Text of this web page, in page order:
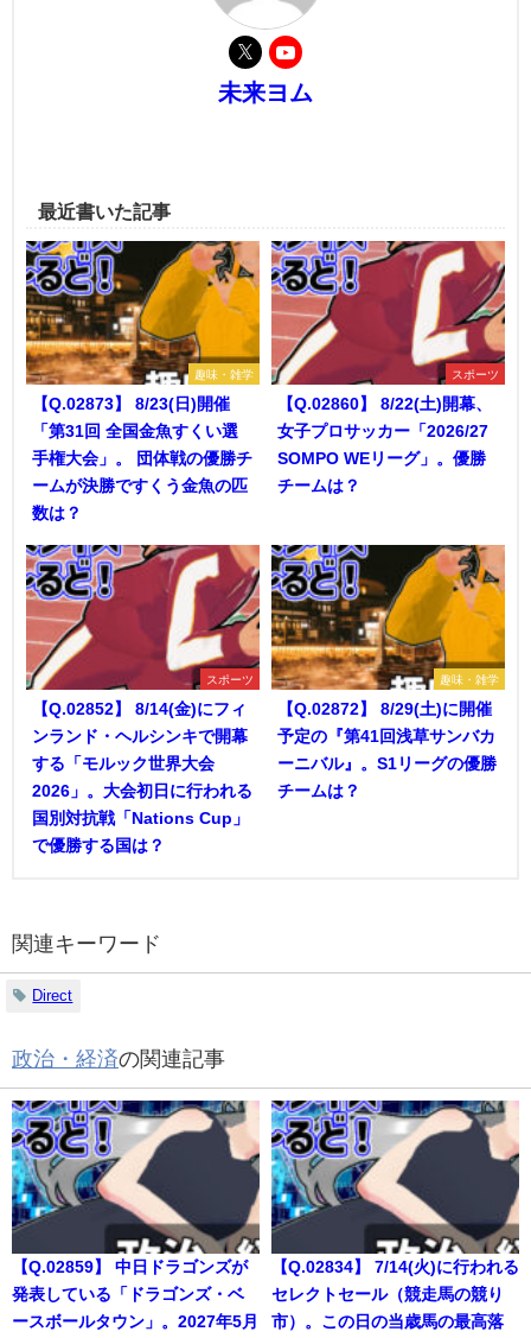
未来ヨム
最近書いた記事
趣味・雑学
【Q.02873】 8/23(日)開催
「第31回 全国金魚すくい選
手権大会」。 団体戦の優勝チ
ームが決勝ですくう金魚の匹
数は？
スポーツ
【Q.02860】 8/22(土)開幕、
女子プロサッカー「2026/27
SOMPO WEリーグ」。優勝
チームは？
スポーツ
【Q.02852】 8/14(金)にフィ
ンランド・ヘルシンキで開幕
する「モルック世界大会
2026」。大会初日に行われる
国別対抗戦「Nations Cup」
で優勝する国は？
趣味・雑学
【Q.02872】 8/29(土)に開催
予定の『第41回浅草サンバカ
ーニバル』。S1リーグの優勝
チームは？
関連キーワード
Direct
政治・経済の関連記事
【Q.02859】 中日ドラゴンズが
発表している「ドラゴンズ・ベ
ースボールタウン」。2027年5月
【Q.02834】 7/14(火)に行われる
セレクトセール（競走馬の競り
市）。この日の当歳馬の最高落